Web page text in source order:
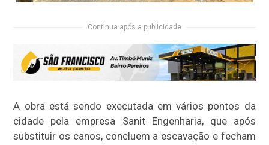
Continua após a publicidade
A obra está sendo executada em vários pontos da
cidade pela empresa Sanit Engenharia, que após
substituir os canos, concluem a escavação e fecham